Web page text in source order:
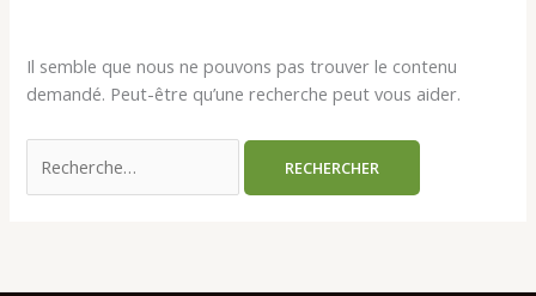
Il semble que nous ne pouvons pas trouver le contenu
demandé. Peut-être qu’une recherche peut vous aider.